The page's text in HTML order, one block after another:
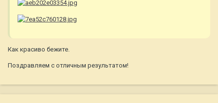
Как красиво бежите.
Поздравляем с отличным результатом!